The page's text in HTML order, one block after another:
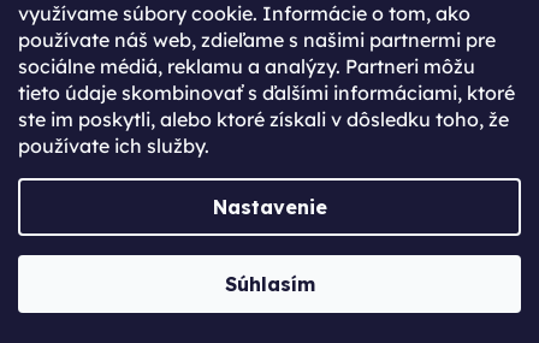
využívame súbory cookie. Informácie o tom, ako
používate náš web, zdieľame s našimi partnermi pre
sociálne médiá, reklamu a analýzy. Partneri môžu
tieto údaje skombinovať s ďalšími informáciami, ktoré
ste im poskytli, alebo ktoré získali v dôsledku toho, že
používate ich služby.
Nastavenie
Súhlasím
Už máte vytvorený účet?
Prihláste sa
Prihlásiť sa